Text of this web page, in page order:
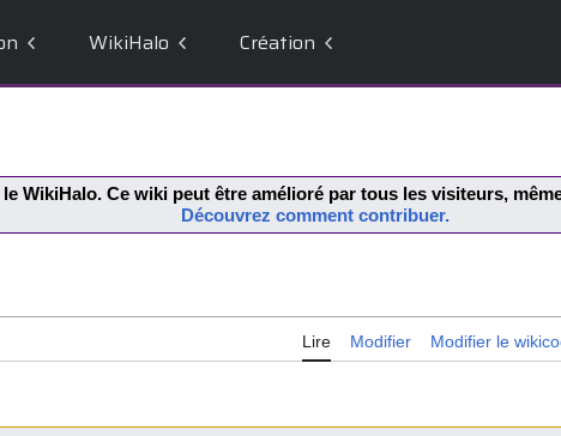
WikiHalo Création
le WikiHalo. Ce wiki peut être amélioré par tous les visiteurs,
Découvrez comment contribuer.
Lire Modifier Modifier le